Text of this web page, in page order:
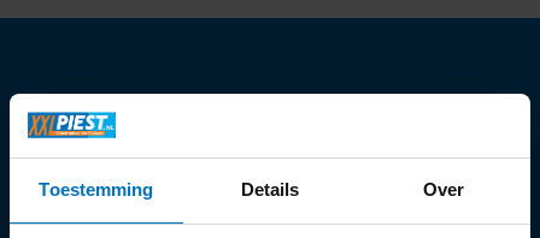
Toestemming Details Over
Openingstijden:
Ma:
13:30 - 18:00 uur
Di t/m vr:09:30 - 18:00 uur